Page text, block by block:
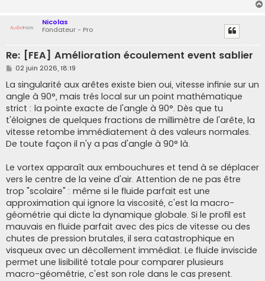
Nicolas
Fondateur - Pro
Re: [FEA] Amélioration écoulement event sablier
M
s
s
a
g
e
02 juin 2026, 18:19
La singularité aux arêtes existe bien oui, vitesse infinie sur un
angle à 90°, mais trés local sur un point mathématique
strict : la pointe exacte de l'angle à 90°. Dès que tu
t'éloignes de quelques fractions de millimètre de l'arête, la
vitesse retombe immédiatement à des valeurs normales.
De toute façon il n'y a pas d'angle à 90° là.
Le vortex apparaît aux embouchures et tend à se déplacer
vers le centre de la veine d'air. Attention de ne pas être
trop "scolaire" : même si le fluide parfait est une
approximation qui ignore la viscosité, c'est la macro-
géométrie qui dicte la dynamique globale. Si le profil est
mauvais en fluide parfait avec des pics de vitesse ou des
chutes de pression brutales, il sera catastrophique en
visqueux avec un décollement immédiat. Le fluide inviscide
permet une lisibilité totale pour comparer plusieurs
macro-géométrie, c'est son role dans le cas present.